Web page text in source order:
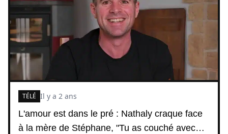
L'amour est dans le pré : Nathaly craque face
à la mère de Stéphane, "Tu as couché avec…
TÉLÉ Il y a 2 ans